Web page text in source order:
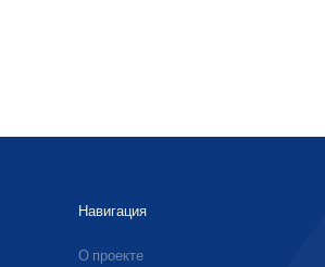
Навигация
О проекте